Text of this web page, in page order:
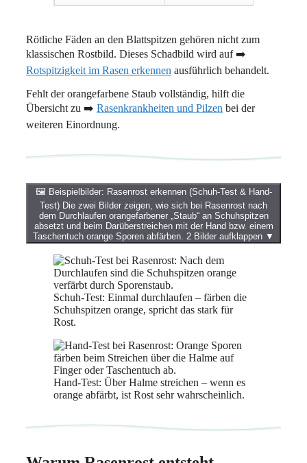
Rötliche Fäden an den Blattspitzen gehören nicht zum
klassischen Rostbild. Dieses Schadbild wird auf ➡️
Rotspitzigkeit im Rasen erkennen ausführlich behandelt.
Fehlt der orangefarbene Staub vollständig, hilft die
Übersicht zu ➡️ Rasenkrankheiten und Pilzen bei der
weiteren Einordnung.
🖼️ Beispielbilder: Rasenrost erkennen (Schuh-Test & Hand-
Test) Die zwei Bilder zeigen, wie sich bei Rasenrost nach
dem Durchlaufen orangefarbener „Staub“ an Schuhspitzen
absetzt und beim Darüberstreichen mit der Hand bzw. einem
Taschentuch orange Sporen abfärben. 2 Bilder aufklappen ▼
Schuh-Test: Einmal durchlaufen – färben die
Schuhspitzen orange, spricht das stark für
Rost.
Hand-Test: Über Halme streichen – wenn es
orange abfärbt, ist Rost sehr wahrscheinlich.